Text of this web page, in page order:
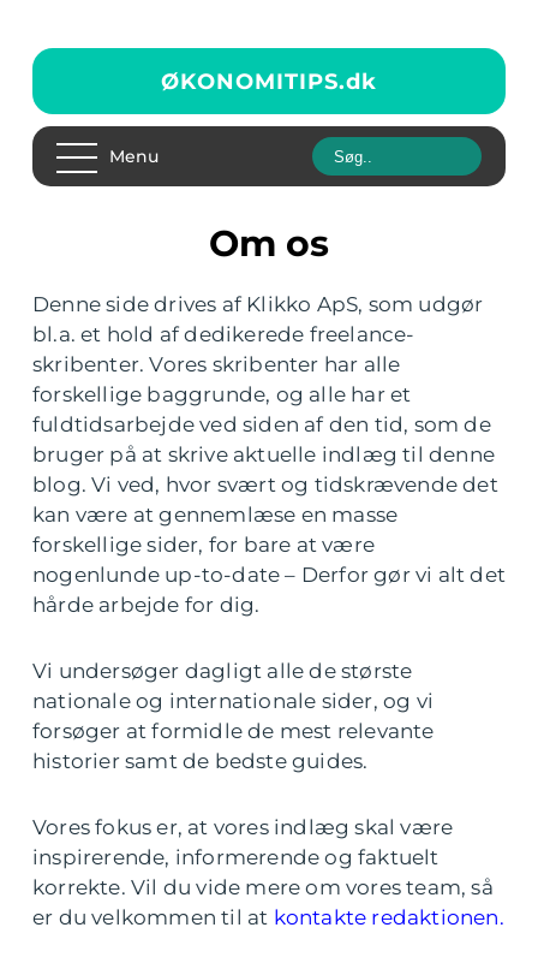
ØKONOMITIPS.dk
Menu
Om os
Denne side drives af Klikko ApS, som udgør
bl.a. et hold af dedikerede freelance-
skribenter. Vores skribenter har alle
forskellige baggrunde, og alle har et
fuldtidsarbejde ved siden af den tid, som de
bruger på at skrive aktuelle indlæg til denne
blog. Vi ved, hvor svært og tidskrævende det
kan være at gennemlæse en masse
forskellige sider, for bare at være
nogenlunde up-to-date – Derfor gør vi alt det
hårde arbejde for dig.
Vi undersøger dagligt alle de største
nationale og internationale sider, og vi
forsøger at formidle de mest relevante
historier samt de bedste guides.
Vores fokus er, at vores indlæg skal være
inspirerende, informerende og faktuelt
korrekte. Vil du vide mere om vores team, så
er du velkommen til at kontakte redaktionen.